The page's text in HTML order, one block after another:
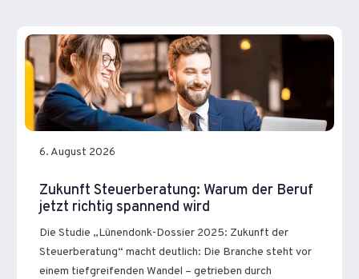
6. August 2026
Zukunft Steuerberatung: Warum der Beruf
jetzt richtig spannend wird
Die Studie „Lünendonk-Dossier 2025: Zukunft der
Steuerberatung“ macht deutlich: Die Branche steht vor
einem tiefgreifenden Wandel – getrieben durch